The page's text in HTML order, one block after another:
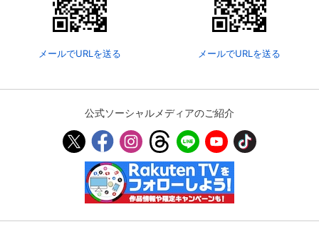
メールでURLを送る メールでURLを送る
公式ソーシャルメディアのご紹介